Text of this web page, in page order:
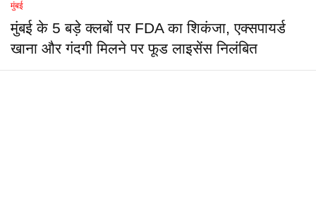
मुंबई
मुंबई के 5 बड़े क्लबों पर FDA का शिकंजा, एक्सपायर्ड
खाना और गंदगी मिलने पर फूड लाइसेंस निलंबित